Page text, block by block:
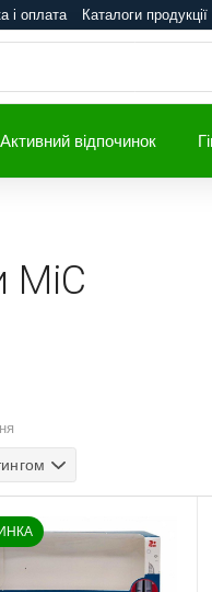
і оплата Каталоги продукції
Активний відпочинок
MiC